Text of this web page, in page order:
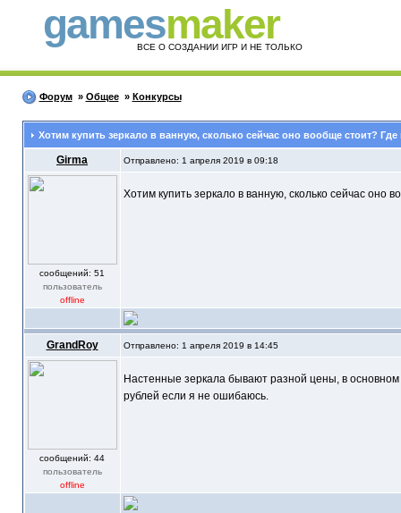
gamesmaker
ВСЕ О СОЗДАНИИ ИГР И НЕ ТОЛЬКО
Форум» Общее» Конкурсы
Хотим купить зеркало в ванную, сколько сейчас оно вообще стоит? Где
Girma Отправлено: 1 апреля 2019 в 09:18
cообщений: 51
пользователь
offline
Хотим купить зеркало в ванную, сколько сейчас оно
GrandRoy Отправлено: 1 апреля 2019 в 14:45
cообщений: 44
пользователь
offline
Настенные зеркала бывают разной цены, в
рублей если я не ошибаюсь.